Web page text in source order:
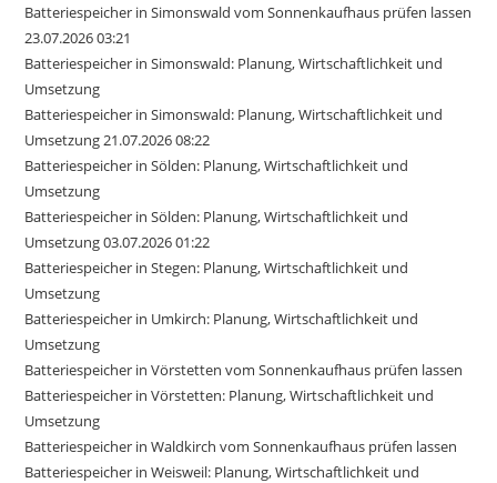
Batteriespeicher in Simonswald vom Sonnenkaufhaus prüfen lassen
23.07.2026 03:21
Batteriespeicher in Simonswald: Planung, Wirtschaftlichkeit und
Umsetzung
Batteriespeicher in Simonswald: Planung, Wirtschaftlichkeit und
Umsetzung 21.07.2026 08:22
Batteriespeicher in Sölden: Planung, Wirtschaftlichkeit und
Umsetzung
Batteriespeicher in Sölden: Planung, Wirtschaftlichkeit und
Umsetzung 03.07.2026 01:22
Batteriespeicher in Stegen: Planung, Wirtschaftlichkeit und
Umsetzung
Batteriespeicher in Umkirch: Planung, Wirtschaftlichkeit und
Umsetzung
Batteriespeicher in Vörstetten vom Sonnenkaufhaus prüfen lassen
Batteriespeicher in Vörstetten: Planung, Wirtschaftlichkeit und
Umsetzung
Batteriespeicher in Waldkirch vom Sonnenkaufhaus prüfen lassen
Batteriespeicher in Weisweil: Planung, Wirtschaftlichkeit und